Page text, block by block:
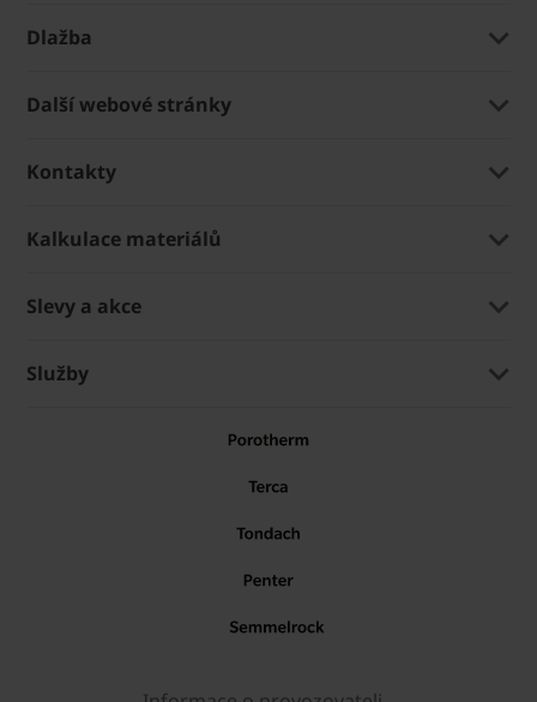
Dlažba
Další webové stránky
Kontakty
Kalkulace materiálů
Slevy a akce
Služby